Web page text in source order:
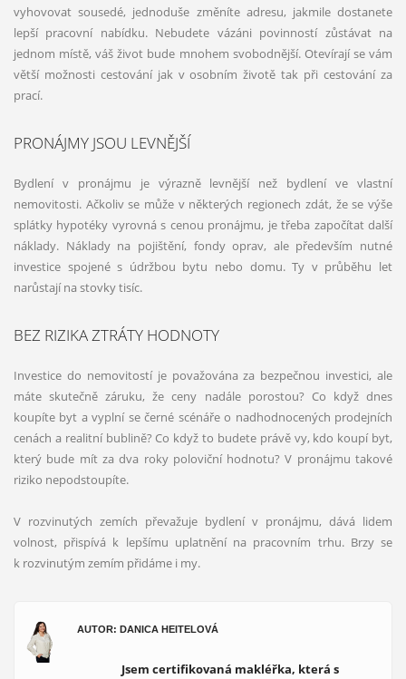
vyhovovat sousedé, jednoduše změníte adresu, jakmile dostanete
lepší pracovní nabídku. Nebudete vázáni povinností zůstávat na
jednom místě, váš život bude mnohem svobodnější. Otevírají se vám
větší možnosti cestování jak v osobním životě tak při cestování za
prací.
PRONÁJMY JSOU LEVNĚJŠÍ
Bydlení v pronájmu je výrazně levnější než bydlení ve vlastní
nemovitosti. Ačkoliv se může v některých regionech zdát, že se výše
splátky hypotéky vyrovná s cenou pronájmu, je třeba započítat další
náklady. Náklady na pojištění, fondy oprav, ale především nutné
investice spojené s údržbou bytu nebo domu. Ty v průběhu let
narůstají na stovky tisíc.
BEZ RIZIKA ZTRÁTY HODNOTY
Investice do nemovitostí je považována za bezpečnou investici, ale
máte skutečně záruku, že ceny nadále porostou? Co když dnes
koupíte byt a vyplní se černé scénáře o nadhodnocených prodejních
cenách a realitní bublině? Co když to budete právě vy, kdo koupí byt,
který bude mít za dva roky poloviční hodnotu? V pronájmu takové
riziko nepodstoupíte.
V rozvinutých zemích převažuje bydlení v pronájmu, dává lidem
volnost, přispívá k lepšímu uplatnění na pracovním trhu. Brzy se
k rozvinutým zemím přidáme i my.
AUTOR: DANICA HEITELOVÁ
Jsem certifikovaná makléřka, která s